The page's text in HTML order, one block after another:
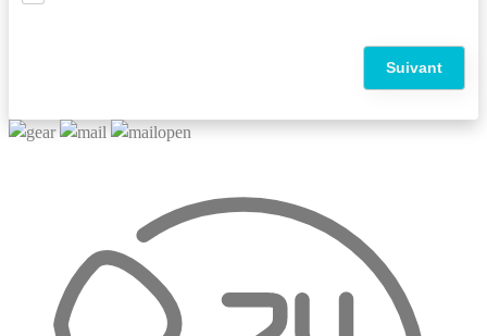
Suivant